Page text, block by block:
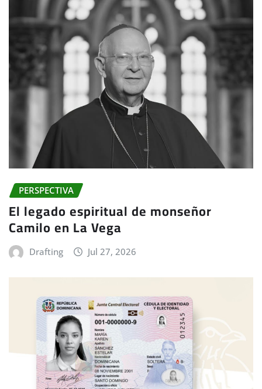
PERSPECTIVA
El legado espiritual de monseñor
Camilo en La Vega
Drafting Jul 27, 2026